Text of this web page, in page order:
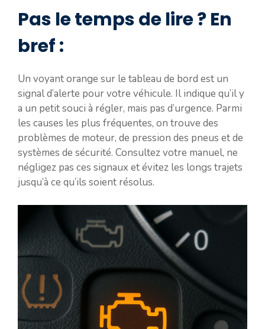
Pas le temps de lire ? En
bref :
Un voyant orange sur le tableau de bord est un
signal d’alerte pour votre véhicule. Il indique qu’il y
a un petit souci à régler, mais pas d’urgence. Parmi
les causes les plus fréquentes, on trouve des
problèmes de moteur, de pression des pneus et de
systèmes de sécurité. Consultez votre manuel, ne
négligez pas ces signaux et évitez les longs trajets
jusqu’à ce qu’ils soient résolus.